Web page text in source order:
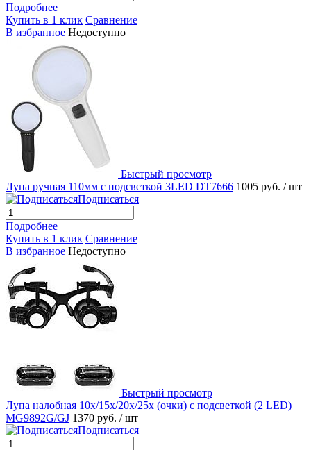
Подробнее
Купить в 1 клик Сравнение
В избранное Недоступно
Быстрый просмотр
Лупа ручная 110мм с подсветкой 3LED DT7666 1005 руб. / шт
Подписаться
Подробнее
Купить в 1 клик Сравнение
В избранное Недоступно
Быстрый просмотр
Лупа налобная 10x/15x/20x/25x (очки) с подсветкой (2 LED)
MG9892G/GJ 1370 руб. / шт
Подписаться